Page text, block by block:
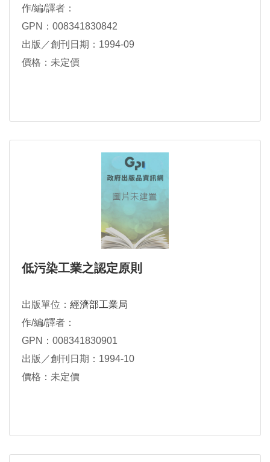
作/編/譯者：
GPN：008341830842
出版／創刊日期：1994-09
價格：未定價
低污染工業之認定原則
出版單位： 經濟部工業局
作/編/譯者：
GPN：008341830901
出版／創刊日期：1994-10
價格：未定價